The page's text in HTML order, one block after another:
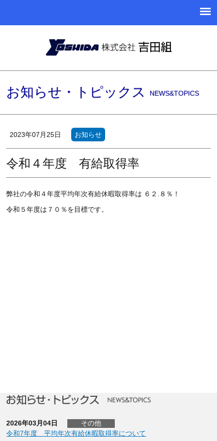
お知らせ・トピックス NEWS&TOPICS
2023年07月25日 お知らせ
令和４年度 有給取得率
弊社の令和４年度平均年次有給休暇取得率は ６２.８％！
令和５年度は７０％を目標です。
2026年03月04日
その他
令和7年度 平均年次有給休暇取得率について